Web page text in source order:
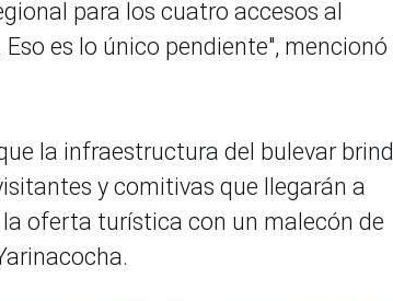
para los cuatro accesos al
es lo único pendiente", mencionó
la infraestructura del bulevar
y comitivas que llegarán a
oferta turística con un malecón de